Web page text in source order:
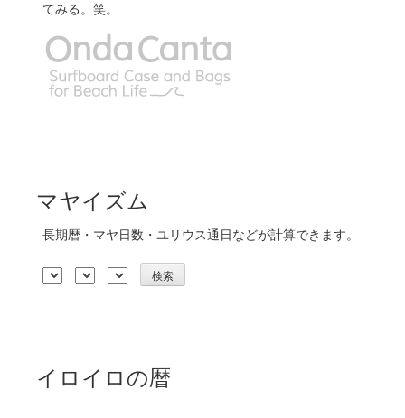
てみる。笑。
マヤイズム
長期暦・マヤ日数・ユリウス通日などが計算できます。
イロイロの暦